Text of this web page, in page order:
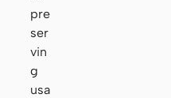
pre
ser
vin
g
usa